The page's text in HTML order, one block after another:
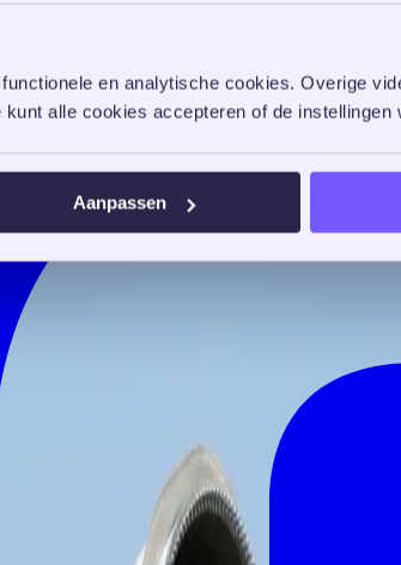
en analytische cookies. Overige
alle cookies accepteren of de
Aanpassen